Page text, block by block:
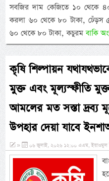
সবজির দাম কেজিতে ১০ থেকে ৪০
করলা ৬০ থেকে ৮০ টাকা, ঢেঁড়স
৬০ থেকে ৮০ টাকা, কচুরমবাকি
কৃষি শিল্পায়ন
মুক্ত এবং মূল্যস্ফীতি
আমলের মত সস্তা দ্রব্য
উপহার দেয়া যাবে
» ০৬ জুলাই, ২০২৬ ১২:০০ এএম, ইয়াওমুল